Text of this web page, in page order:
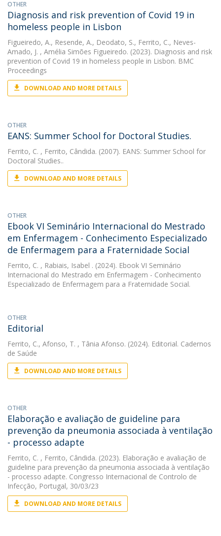
OTHER
Diagnosis and risk prevention of Covid 19 in
homeless people in Lisbon
Figueiredo, A., Resende, A., Deodato, S., Ferrito, C., Neves-
Amado, J. , Amélia Simões Figueiredo. (2023). Diagnosis and risk
prevention of Covid 19 in homeless people in Lisbon. BMC
Proceedings
DOWNLOAD AND MORE DETAILS
OTHER
EANS: Summer School for Doctoral Studies.
Ferrito, C. , Ferrito, Cândida. (2007). EANS: Summer School for
Doctoral Studies..
DOWNLOAD AND MORE DETAILS
OTHER
Ebook VI Seminário Internacional do Mestrado
em Enfermagem - Conhecimento Especializado
de Enfermagem para a Fraternidade Social
Ferrito, C. , Rabiais, Isabel . (2024). Ebook VI Seminário
Internacional do Mestrado em Enfermagem - Conhecimento
Especializado de Enfermagem para a Fraternidade Social.
OTHER
Editorial
Ferrito, C., Afonso, T. , Tânia Afonso. (2024). Editorial. Cadernos
de Saúde
DOWNLOAD AND MORE DETAILS
OTHER
Elaboração e avaliação de guideline para
prevenção da pneumonia associada à ventilação
- processo adapte
Ferrito, C. , Ferrito, Cândida. (2023). Elaboração e avaliação de
guideline para prevenção da pneumonia associada à ventilação
- processo adapte. Congresso Internacional de Controlo de
Infecção, Portugal, 30/03/23
DOWNLOAD AND MORE DETAILS